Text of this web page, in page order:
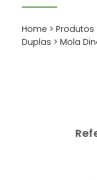
Home > Produtos
Duplas > Mola